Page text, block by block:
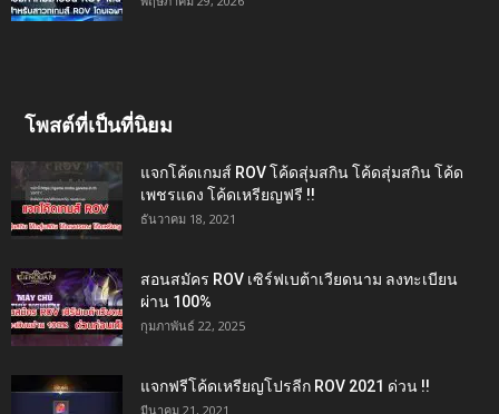
โพสต์ที่เป็นที่นิยม
แจกโค้ดเกมส์ ROV โค้ดสุ่มสกิน โค้ดสุ่มสกิน โค้ด
เพชรแดง โค้ดเหรียญฟรี !!
ธันวาคม 18, 2021
สอนสมัคร ROV เซิร์ฟเบต้าเวียดนาม ลงทะเบียน
ผ่าน 100%
กุมภาพันธ์ 22, 2025
แจกฟรีโค้ดเหรียญโปรลีก ROV 2021 ด่วน !!
มีนาคม 21, 2021